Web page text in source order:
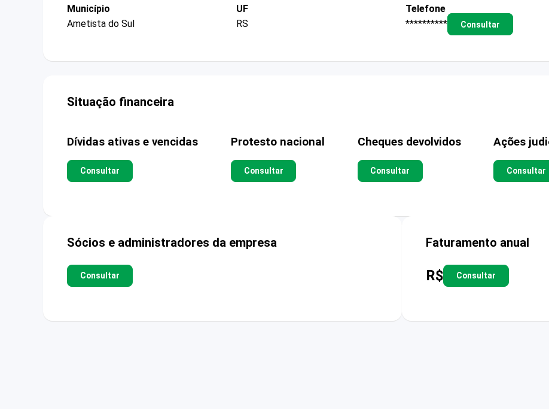
Município
Ametista do Sul
UF
RS
Telefone
**********
Consultar
Situação financeira
Dívidas ativas e vencidas
Consultar
Protesto nacional
Consultar
Cheques devolvidos
Consultar
Ações
Consultar
Sócios e administradores da empresa
Consultar
Faturamento anual
R$ Consultar